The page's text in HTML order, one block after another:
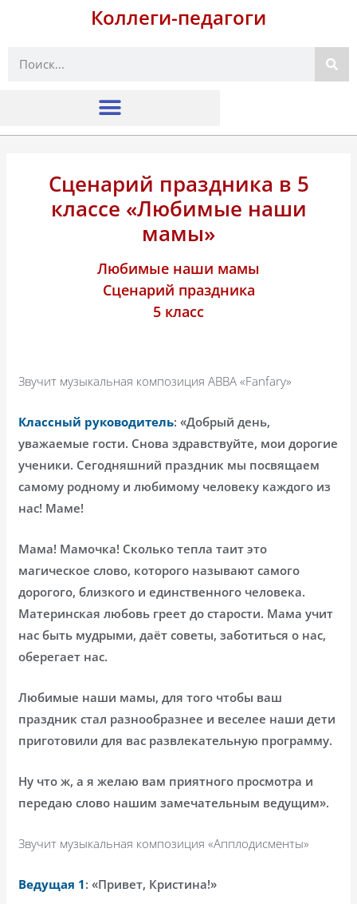
Коллеги-педагоги
Поиск
Сценарий праздника в 5
классе «Любимые наши
мамы»
Любимые наши мамы
Сценарий праздника
5 класс
Звучит музыкальная композицияABBA «Fanfary»
Классный руководитель: «Добрый день,
уважаемые гости. Снова здравствуйте, мои дорогие
ученики. Сегодняшний праздник мы посвящаем
самому родному и любимому человеку каждого из
нас! Маме!
Мама! Мамочка! Сколько тепла таит это
магическое слово, которого называют самого
дорогого, близкого и единственного человека.
Материнская любовь греет до старости. Мама учит
нас быть мудрыми, даёт советы, заботиться о нас,
оберегает нас.
Любимые наши мамы, для того чтобы ваш
праздник стал разнообразнее и веселее наши дети
приготовили для вас развлекательную программу.
Ну что ж, а я желаю вам приятного просмотра и
передаю слово нашим замечательным ведущим».
Звучит музыкальная композиция «Апплодисменты»
Ведущая 1: «Привет, Кристина!»